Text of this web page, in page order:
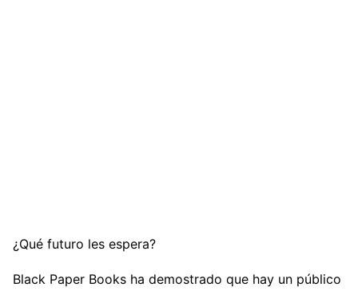
¿Qué futuro les espera?
Black Paper Books ha demostrado que hay un público